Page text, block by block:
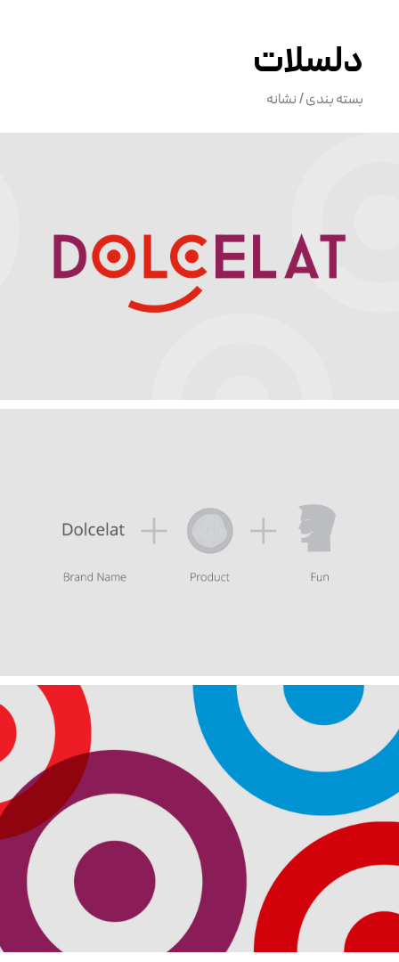
دلسلات
بسته بندی/‌ ‌نشانه